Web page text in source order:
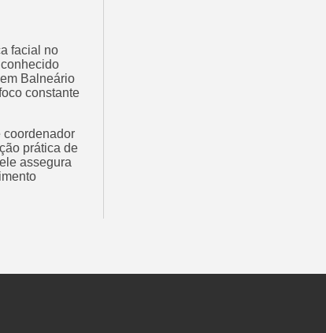
facial no
Balneário
constante
coordenador
prática de
assegura